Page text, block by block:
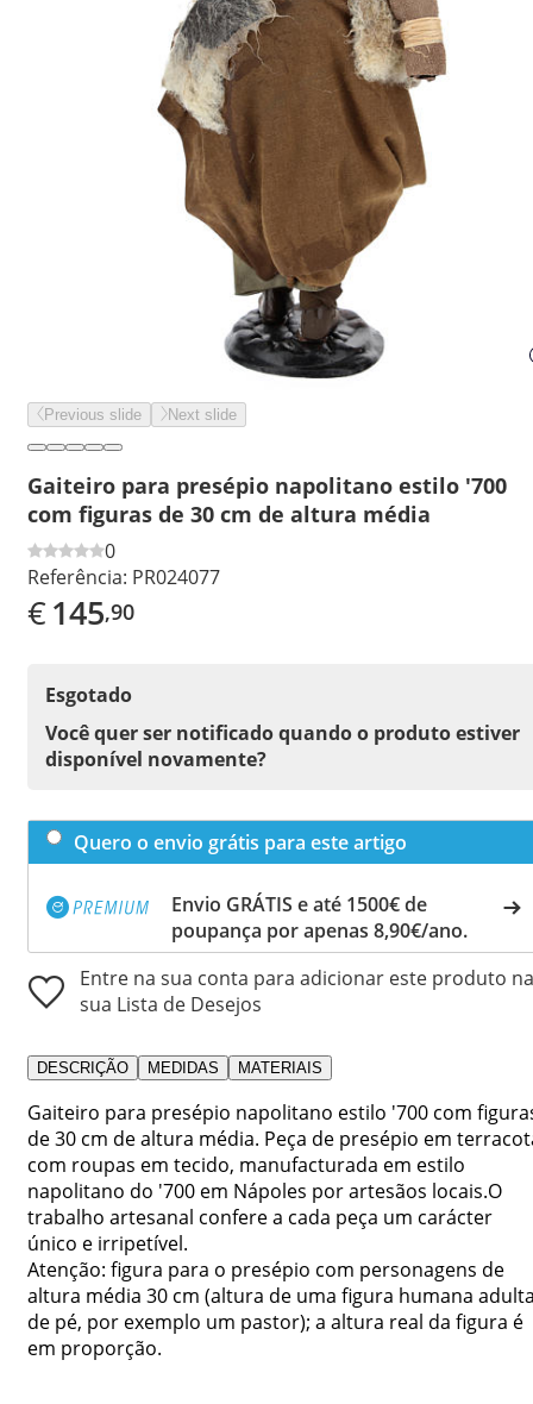
Previous slide Next slide
Gaiteiro para presépio napolitano estilo '700
com figuras de 30 cm de altura média
0
Referência: PR024077
€145,90
Esgotado
Você quer ser notificado quando o produto estiver
disponível novamente?
Quero o envio grátis para este artigo
Envio GRÁTIS e até 1500€ de
poupança por apenas 8,90€/ano.
Entre na sua conta para adicionar este produto na
sua Lista de Desejos
DESCRIÇÃO MEDIDAS MATERIAIS
Gaiteiro para presépio napolitano estilo '700 com
de 30 cm de altura média. Peça de presépio em
com roupas em tecido, manufacturada em estilo
napolitano do '700 em Nápoles por artesãos locais.O
trabalho artesanal confere a cada peça um carácter
único e irripetível.
Atenção: figura para o presépio com personagens de
altura média 30 cm (altura de uma figura humana
de pé, por exemplo um pastor); a altura real da figura é
em proporção.